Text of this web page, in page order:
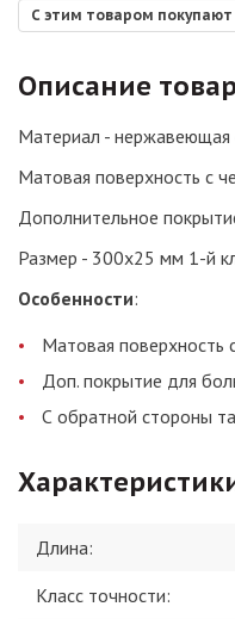
С этим товаром покупают
Описание
Материал - нержавеющая
Матовая поверхность с
Дополнительное
Размер - 300х25 мм 1-й
Особенности:
Матовая поверхность
Доп. покрытие для
С обратной стороны
Длина:
Класс точности: